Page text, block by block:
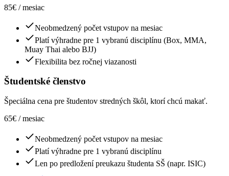
85€ / mesiac
Neobmedzený počet vstupov na mesiac
Platí výhradne pre 1 vybranú disciplínu (Box, MMA,
Muay Thai alebo BJJ)
Flexibilita bez ročnej viazanosti
Študentské členstvo
Špeciálna cena pre študentov stredných škôl, ktorí chcú makať.
65€ / mesiac
Neobmedzený počet vstupov na mesiac
Platí výhradne pre 1 vybranú disciplínu
Len po predložení preukazu študenta SŠ (napr. ISIC)